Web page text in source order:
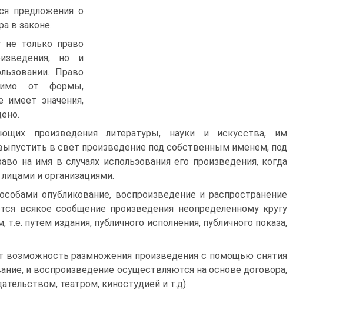
предложения о
в законе.
не только право
но и
Право
от формы,
имеет значения,
произведения литературы, науки и искусства, им
в свет произведение под собственным именем, под
на имя в случаях использования его произведения, когда
и организациями.
опубликование, воспроизведение и распространение
всякое сообщение произведения неопределенному кругу
путем издания, публичного исполнения, публичного показа,
возможность размножения произведения с помощью снятия
и воспроизведение осуществляются на основе договора,
театром, киностудией и т.д).